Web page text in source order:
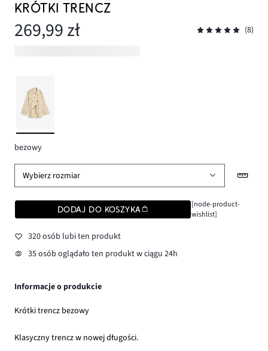
KRÓTKI TRENCZ
269,99 zł (8)
bezowy
Wybierz rozmiar
DODAJ DO KOSZYKA
[node-product-
wishlist]
320 osób lubi ten produkt
35 osób oglądało ten produkt w ciągu 24h
Informacje o produkcie
Krótki trencz bezowy
Klasyczny trencz w nowej długości.